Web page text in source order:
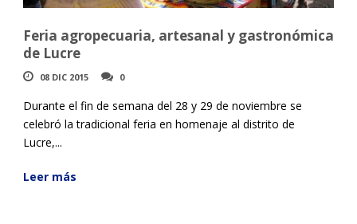
Feria agropecuaria, artesanal y gastronómica
de Lucre
08 DIC 2015 0
Durante el fin de semana del 28 y 29 de noviembre se
celebró la tradicional feria en homenaje al distrito de
Lucre,...
Leer más